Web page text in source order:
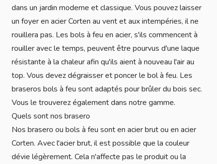
dans un jardin moderne et classique. Vous pouvez laisser
un foyer en acier Corten au vent et aux intempéries, il ne
rouillera pas. Les bols à feu en acier, s'ils commencent à
rouiller avec le temps, peuvent être pourvus d'une laque
résistante à la chaleur afin qu'ils aient à nouveau l'air au
top. Vous devez dégraisser et poncer le bol à feu. Les
braseros bols à feu sont adaptés pour brûler du bois sec.
Vous le trouverez également dans notre gamme.
Quels sont nos brasero
Nos brasero ou bols à feu sont en acier brut ou en acier
Corten. Avec l'acier brut, il est possible que la couleur
dévie légèrement. Cela n'affecte pas le produit ou la